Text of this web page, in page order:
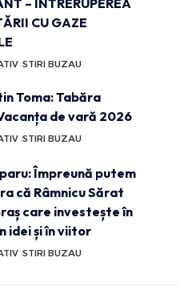
CU GAZE
STIRI BUZAU
Toma: Tabăra
de vară 2026
STIRI BUZAU
Împreună putem
că Râmnicu Sărat
care investește în
idei și în viitor
STIRI BUZAU